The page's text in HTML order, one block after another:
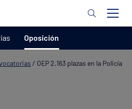
/ OEP 2.163 plazas en la Policía
Oposición